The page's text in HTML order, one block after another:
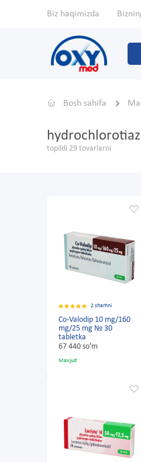
Biz haqimizda
Bosh sahifa
topildi 29 tovarlarni
2 sharhni
Co-Valodip 10 mg/160
mg/25 mg № 30
tabletka
67 440 so'm
Mavjud